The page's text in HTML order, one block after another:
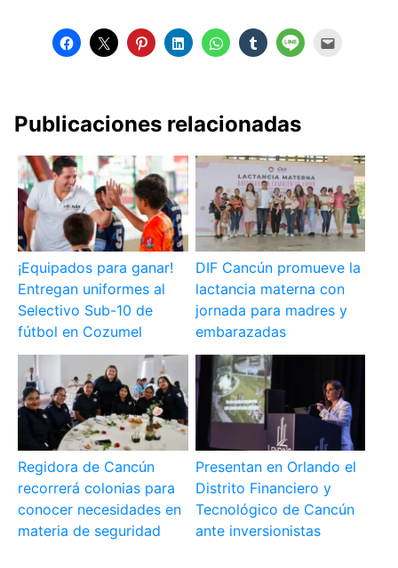
Publicaciones relacionadas
¡Equipados para ganar!
Entregan uniformes al
Selectivo Sub-10 de
fútbol en Cozumel
DIF Cancún promueve la
lactancia materna con
jornada para madres y
embarazadas
Regidora de Cancún
recorrerá colonias para
conocer necesidades en
materia de seguridad
Presentan en Orlando el
Distrito Financiero y
Tecnológico de Cancún
ante inversionistas